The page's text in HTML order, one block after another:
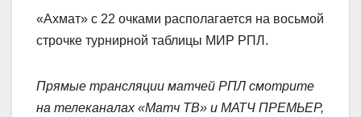
«Ахмат» с 22 очками располагается на восьмой
строчке турнирной таблицы МИР РПЛ.
Прямые трансляции матчей РПЛ смотрите
на телеканалах «Матч ТВ» и МАТЧ ПРЕМЬЕР,